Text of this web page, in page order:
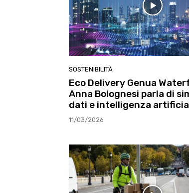
SOSTENIBILITÀ
Eco Delivery Genua
Anna Bolognesi parla di
dati e intelligenza
11/03/2026